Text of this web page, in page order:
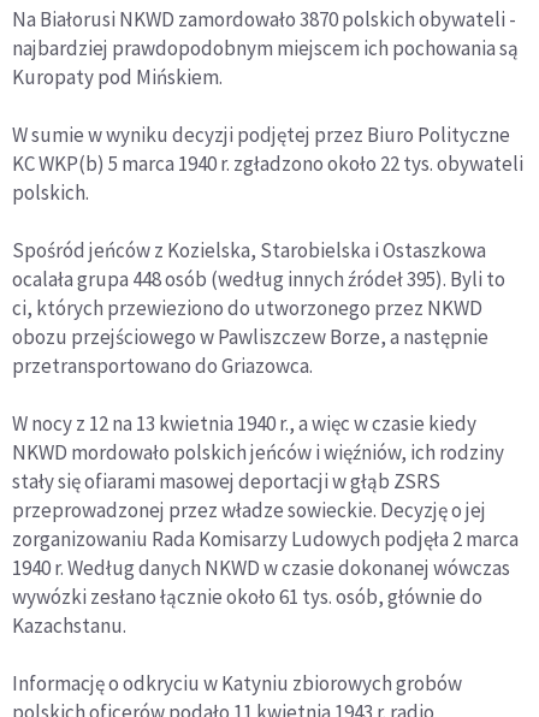
Na Białorusi NKWD zamordowało 3870 polskich obywateli -
najbardziej prawdopodobnym miejscem ich pochowania są
Kuropaty pod Mińskiem.
W sumie w wyniku decyzji podjętej przez Biuro Polityczne
KC WKP(b) 5 marca 1940 r. zgładzono około 22 tys. obywateli
polskich.
Spośród jeńców z Kozielska, Starobielska i Ostaszkowa
ocalała grupa 448 osób (według innych źródeł 395). Byli to
ci, których przewieziono do utworzonego przez NKWD
obozu przejściowego w Pawliszczew Borze, a następnie
przetransportowano do Griazowca.
W nocy z 12 na 13 kwietnia 1940 r., a więc w czasie kiedy
NKWD mordowało polskich jeńców i więźniów, ich rodziny
stały się ofiarami masowej deportacji w głąb ZSRS
przeprowadzonej przez władze sowieckie. Decyzję o jej
zorganizowaniu Rada Komisarzy Ludowych podjęła 2 marca
1940 r. Według danych NKWD w czasie dokonanej wówczas
wywózki zesłano łącznie około 61 tys. osób, głównie do
Kazachstanu.
Informację o odkryciu w Katyniu zbiorowych grobów
polskich oficerów podało 11 kwietnia 1943 r. radio